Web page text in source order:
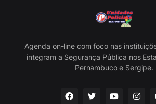
Agenda on-line com foco nas
integram a Segurança Pública nos
Pernambuco e Sergipe.